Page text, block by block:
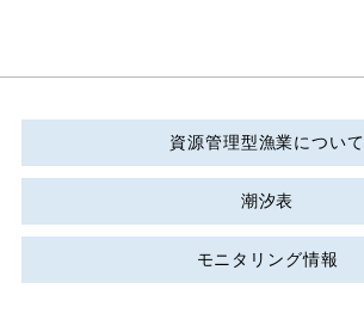
資源管理型漁業について
潮汐表
モニタリング情報